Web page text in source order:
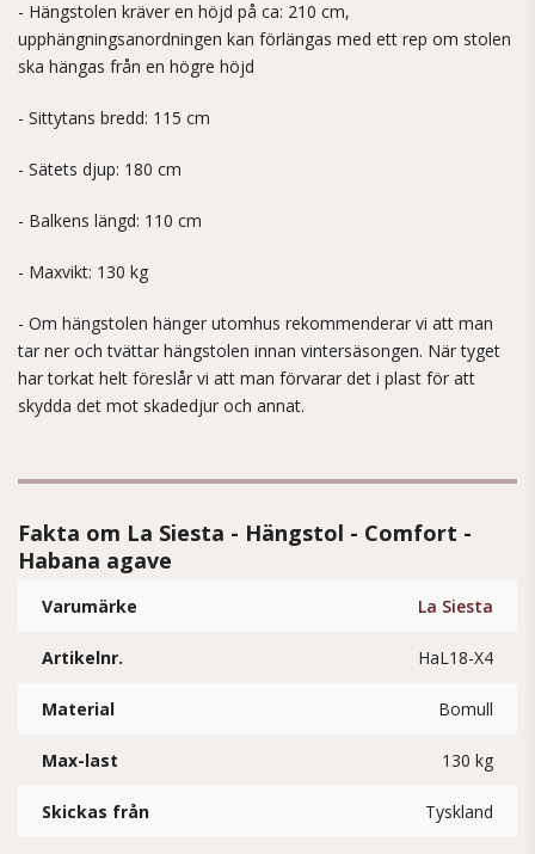
- Hängstolen kräver en höjd på ca: 210 cm,
upphängningsanordningen kan förlängas med ett rep om stolen
ska hängas från en högre höjd
- Sittytans bredd: 115 cm
- Sätets djup: 180 cm
- Balkens längd: 110 cm
- Maxvikt: 130 kg
- Om hängstolen hänger utomhus rekommenderar vi att man
tar ner och tvättar hängstolen innan vintersäsongen. När tyget
har torkat helt föreslår vi att man förvarar det i plast för att
skydda det mot skadedjur och annat.
Fakta om La Siesta - Hängstol - Comfort -
Habana agave
Varumärke La Siesta
Artikelnr. HaL18-X4
Material Bomull
Max-last 130 kg
Skickas från Tyskland